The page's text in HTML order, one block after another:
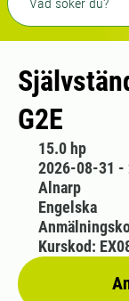
G2E
15.0 hp
2026-08-31 -
Alnarp
Engelska
Kurskod: